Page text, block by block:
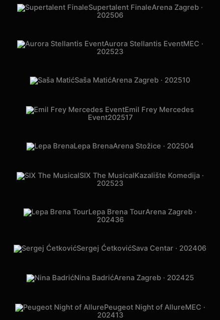
Supertalent FinaleArena Zagreb ·
202506
Aurora Stellantis EventMEC ·
202523
Saša MatićArena Zagreb · 202510
Emil Frey Mercedes
Event202517
Lepa BrenaArena Stožice · 202504
SIX The MusicalKazalište Komedija ·
202523
Lepa Brena TourArena Zagreb ·
202436
Sergej ĆetkovićSava Centar · 202406
Nina BadrićArena Zagreb · 202425
Peugeot Night of AllureMEC ·
202413